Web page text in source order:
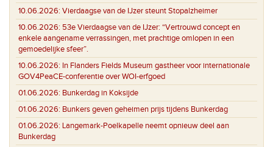
10.06.2026: Vierdaagse van de IJzer steunt Stopalzheimer
10.06.2026: 53e Vierdaagse van de IJzer: “Vertrouwd concept en
enkele aangename verrassingen, met prachtige omlopen in een
gemoedelijke sfeer”.
10.06.2026: In Flanders Fields Museum gastheer voor internationale
GOV4PeaCE-conferentie over WOI-erfgoed
01.06.2026: Bunkerdag in Koksijde
01.06.2026: Bunkers geven geheimen prijs tijdens Bunkerdag
01.06.2026: Langemark-Poelkapelle neemt opnieuw deel aan
Bunkerdag